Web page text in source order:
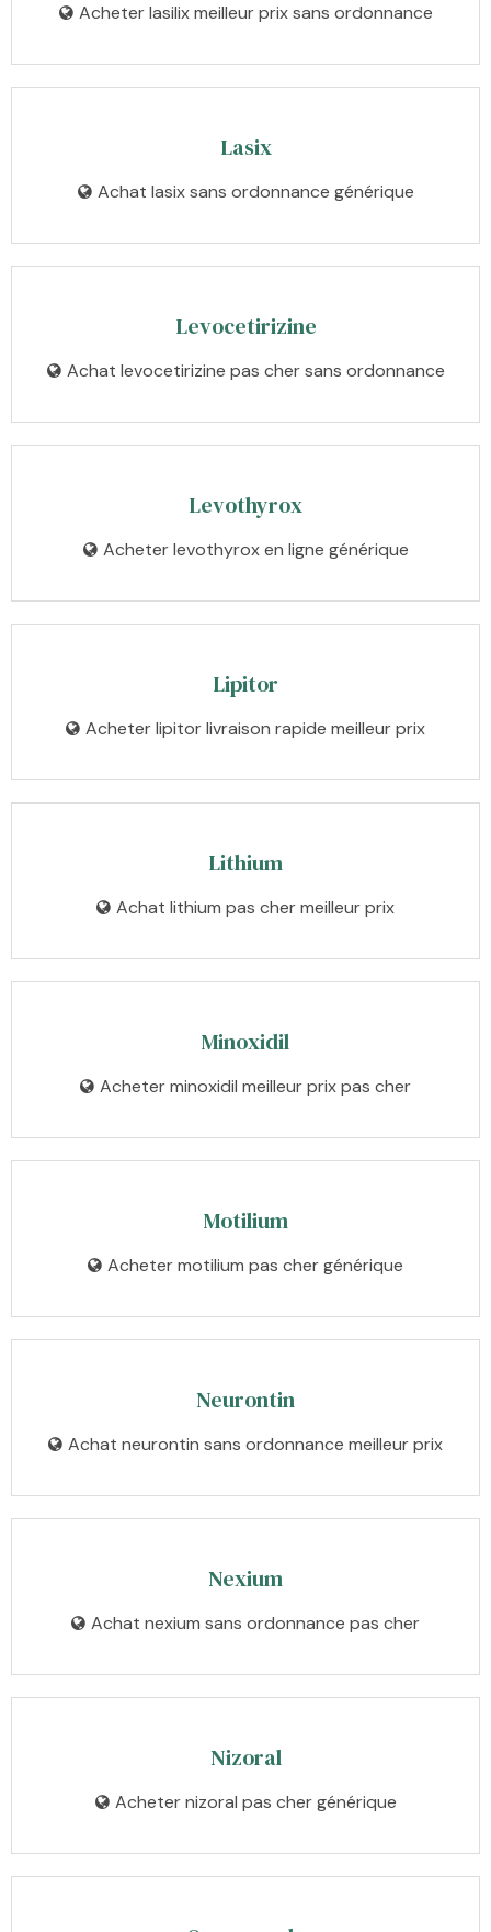
Acheter lasilix meilleur prix sans ordonnance
Lasix
Achat lasix sans ordonnance générique
Levocetirizine
Achat levocetirizine pas cher sans ordonnance
Levothyrox
Acheter levothyrox en ligne générique
Lipitor
Acheter lipitor livraison rapide meilleur prix
Lithium
Achat lithium pas cher meilleur prix
Minoxidil
Acheter minoxidil meilleur prix pas cher
Motilium
Acheter motilium pas cher générique
Neurontin
Achat neurontin sans ordonnance meilleur prix
Nexium
Achat nexium sans ordonnance pas cher
Nizoral
Acheter nizoral pas cher générique